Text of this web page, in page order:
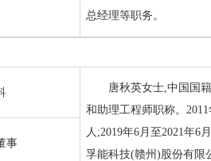
总经理等职务。
唐秋英女士,中国国
和助理工程师职称。
人;2019年6月至2021年6
孚能科技(赣州)股份有限
事